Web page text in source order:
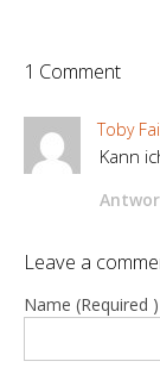
1 Comment
Toby
Kann
Leave a
Name (Required )